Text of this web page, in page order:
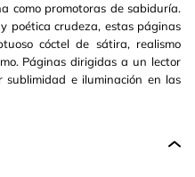
como promotoras de sabiduría.
poética crudeza, estas páginas
cóctel de sátira, realismo
Páginas dirigidas a un lector
e iluminación en las